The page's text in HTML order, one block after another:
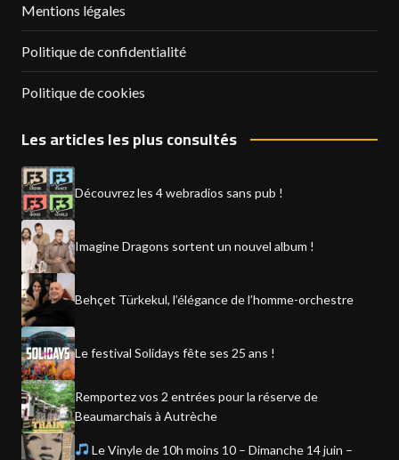
Mentions légales
Politique de confidentialité
Politique de cookies
Les articles les plus consultés
Découvrez les 4 webradios sans pub !
Imagine Dragons sortent un nouvel album !
Behçet Türkekul, l’élégance de l’homme-orchestre
Le festival Solidays fête ses 25 ans !
Remportez vos 2 entrées pour la réserve de
Beaumarchais à Autrèche
Le Vinyle de 10h moins 10 – Dimanche 14 juin –